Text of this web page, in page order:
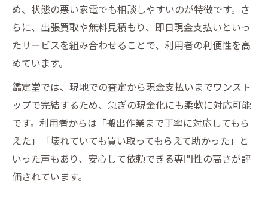
め、状態の悪い家電でも相談しやすいのが特徴です。さ
らに、出張買取や無料見積もり、即日現金支払いといっ
たサービスを組み合わせることで、利用者の利便性を高
めています。
鑑定堂では、現地での査定から現金支払いまでワンスト
ップで完結するため、急ぎの現金化にも柔軟に対応可能
です。利用者からは「搬出作業まで丁寧に対応してもら
えた」「壊れていても買い取ってもらえて助かった」と
いった声もあり、安心して依頼できる専門性の高さが評
価されています。